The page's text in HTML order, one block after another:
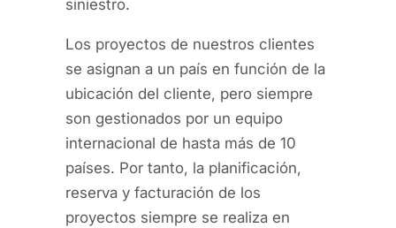
siniestro.
Los proyectos de nuestros clientes
se asignan a un país en función de la
ubicación del cliente, pero siempre
son gestionados por un equipo
internacional de hasta más de 10
países. Por tanto, la planificación,
reserva y facturación de los
proyectos siempre se realiza en